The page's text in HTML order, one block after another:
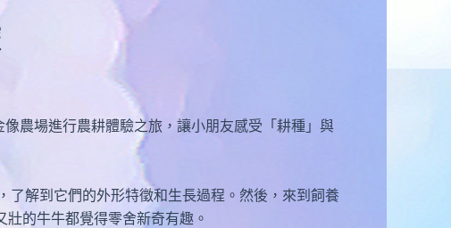
農場進行農耕體驗之旅，讓小朋友感受「耕種」與
解到它們的外形特徵和生長過程。然後，來到飼養
的牛牛都覺得零舍新奇有趣。